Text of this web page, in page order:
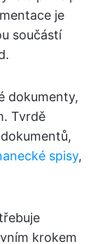
je
součástí
dokumenty,
Tvrdě
spisy,
krokem